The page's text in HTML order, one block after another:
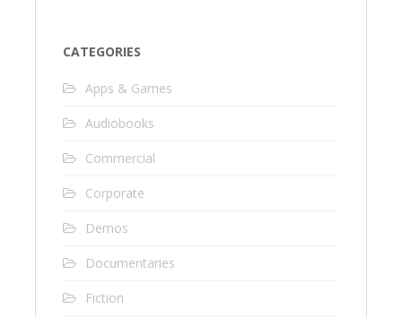
CATEGORIES
Apps & Games
Audiobooks
Commercial
Corporate
Demos
Documentaries
Fiction